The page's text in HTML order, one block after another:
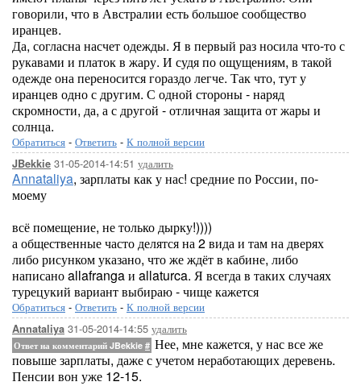
говорили, что в Австралии есть большое сообщество
иранцев.
Да, согласна насчет одежды. Я в первый раз носила что-то с
рукавами и платок в жару. И судя по ощущениям, в такой
одежде она переносится гораздо легче. Так что, тут у
иранцев одно с другим. С одной стороны - наряд
скромности, да, а с другой - отличная защита от жары и
солнца.
Обратиться - Ответить - К полной версии
JBekkie 31-05-2014-14:51 удалить
Annataliya, зарплаты как у нас! средние по России, по-
моему
всё помещение, не только дырку!))))
а общественные часто делятся на 2 вида и там на дверях
либо рисунком указано, что же ждёт в кабине, либо
написано allafranga и allaturca. Я всегда в таких случаях
турецукий вариант выбираю - чище кажется
Обратиться - Ответить - К полной версии
Annataliya 31-05-2014-14:55 удалить
Ответ на комментарий JBekkie # Нее, мне кажется, у нас все же
повыше зарплаты, даже с учетом неработающих деревень.
Пенсии вон уже 12-15.